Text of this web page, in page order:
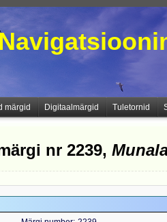
märgid Digitaalmärgid Tuletornid
nr 2239,